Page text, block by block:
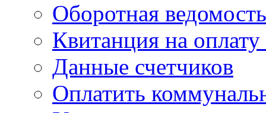
Оборотная ведомость
Квитанция на
Данные счетчиков
Оплатить